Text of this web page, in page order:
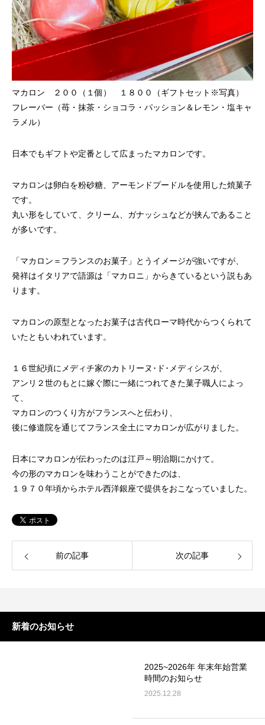
マカロン ２００（１個） １８００（ギフトセット※写真）
フレーバー（苺・抹茶・ショコラ・パッション＆レモン・塩キャ
ラメル）
日本でもギフトや定番として広まったマカロンです。
マカロンは卵白を粉砂糖、アーモンドプードルを使用した焼菓子
です。
丸い形をしていて、クリーム、ガナッシュなどが挟んであること
が多いです。
「マカロン＝フランスのお菓子」とうイメージが強いですが、
発祥はイタリアで語源は「マカロニ」からきているという説もあ
ります。
マカロンの原型となったお菓子は古代ローマ時代からつくられて
いたともいわれています。
１６世紀頃にメディチ家のカトリーヌ･ド･メディシスが、
アンリ２世のもとに嫁ぐ際に一緒につれてきた菓子職人によっ
て、
マカロンのつくり方がフランスへと伝わり、
後に修道院を通じてフランス全土にマカロンが広がりました。
日本にマカロンが伝わったのは江戸～明治期にかけて。
今の形のマカロンを味わうことができたのは、
１９７０年頃からホテル西洋銀座で提供をおこなっていました。
前の記事 次の記事
新着のお知らせ
2025~2026年 年末年始営業
時間のお知らせ
2025.12.28